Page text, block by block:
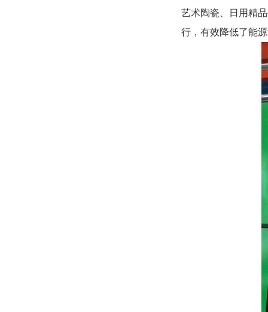
艺术陶瓷、日用精
行，有效降低了能